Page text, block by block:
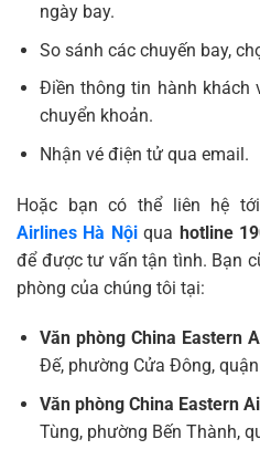
ngày bay.
So sánh các chuyến bay,
Điền thông tin hành khách
chuyển khoản.
Nhận vé điện tử qua email.
Hoặc bạn có thể liên hệ tới
Airlines Hà Nộiqua hotline
để được tư vấn tận tình. Bạn
phòng của chúng tôi tại:
Văn phòng China Eastern
Đế, phường Cửa Đông,
Văn phòng China Eastern
Tùng, phường Bến Thành,